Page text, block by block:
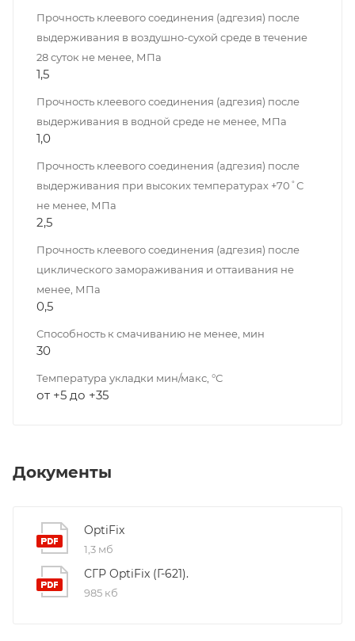
Прочность клеевого соединения (адгезия) после
выдерживания в воздушно-сухой среде в течение
28 суток не менее, МПа
1,5
Прочность клеевого соединения (адгезия) после
выдерживания в водной среде не менее, МПа
1,0
Прочность клеевого соединения (адгезия) после
выдерживания при высоких температурах +70˚С
не менее, МПа
2,5
Прочность клеевого соединения (адгезия) после
циклического замораживания и оттаивания не
менее, МПа
0,5
Способность к смачиванию не менее, мин
30
Температура укладки мин/макс, °С
от +5 до +35
Документы
OptiFix
1,3 мб
СГР OptiFix (Г-621).
985 кб